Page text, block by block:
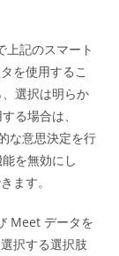
記のスマート
を使用するこ
選択は明らか
る場合は、
な意思決定を行
を無効にし
ます。
Meet データを
択する選択肢